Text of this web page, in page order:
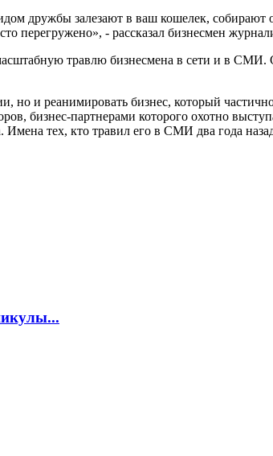
дружбы залезают в ваш кошелек,
перегружено», - рассказал бизнесмен
травлю бизнесмена в сети и в СМИ.
и реанимировать бизнес, который частично
бизнес-партнерами которого охотно
тех, кто травил его в СМИ два года